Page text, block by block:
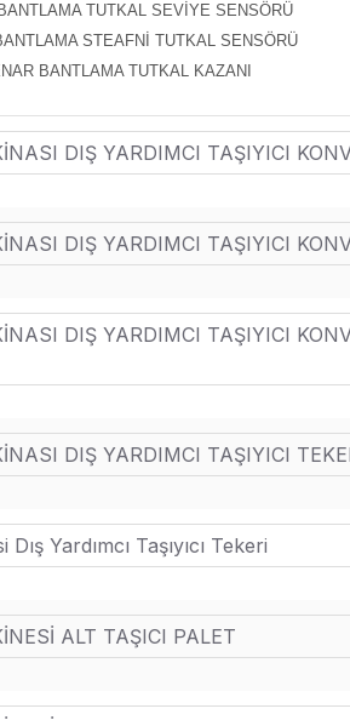
TUTKAL SEVİYE SENSÖRÜ
STEAFNİ TUTKAL SENSÖRÜ
BANTLAMA TUTKAL KAZANI
DIŞ YARDIMCI TAŞIYICI
DIŞ YARDIMCI TAŞIYICI
DIŞ YARDIMCI TAŞIYICI
DIŞ YARDIMCI TAŞIYICI
Yardımcı Taşıyıcı Tekeri
ALT TAŞICI PALET